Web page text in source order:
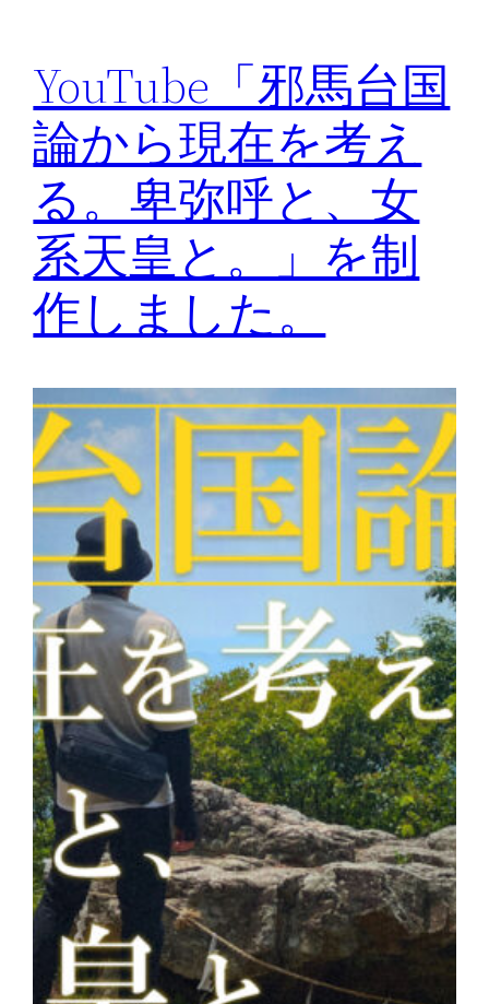
YouTube「邪馬台国
論から現在を考え
る。卑弥呼と、女
系天皇と。」を制
作しました。